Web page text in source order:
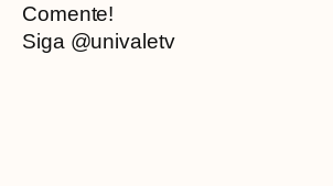
Comente!
Siga @univaletv